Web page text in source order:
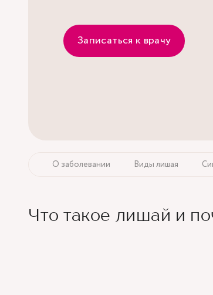
Записаться к врачу
О заболевании Виды лишая
Что такое лишай и